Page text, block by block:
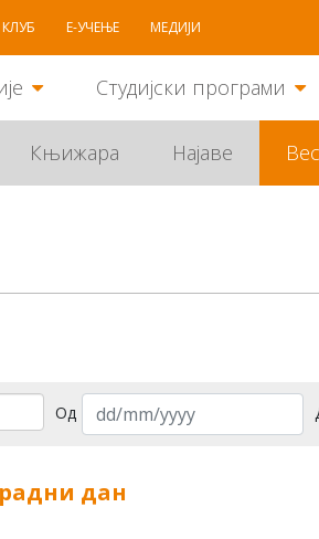
Е-УЧЕЊЕ МЕДИЈИ
Студијски програми
Књижара Најаве
Од
дан